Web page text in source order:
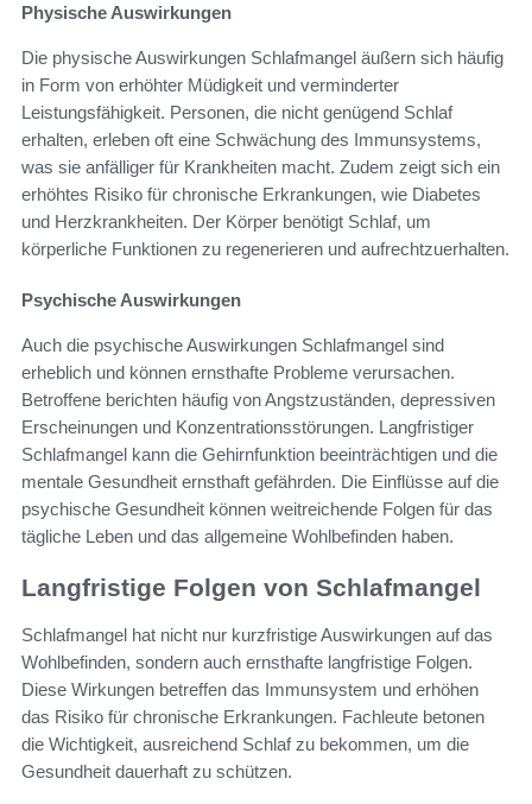
Physische Auswirkungen
Die physische Auswirkungen Schlafmangel äußern sich häufig
in Form von erhöhter Müdigkeit und verminderter
Leistungsfähigkeit. Personen, die nicht genügend Schlaf
erhalten, erleben oft eine Schwächung des Immunsystems,
was sie anfälliger für Krankheiten macht. Zudem zeigt sich ein
erhöhtes Risiko für chronische Erkrankungen, wie Diabetes
und Herzkrankheiten. Der Körper benötigt Schlaf, um
körperliche Funktionen zu regenerieren und aufrechtzuerhalten.
Psychische Auswirkungen
Auch die psychische Auswirkungen Schlafmangel sind
erheblich und können ernsthafte Probleme verursachen.
Betroffene berichten häufig von Angstzuständen, depressiven
Erscheinungen und Konzentrationsstörungen. Langfristiger
Schlafmangel kann die Gehirnfunktion beeinträchtigen und die
mentale Gesundheit ernsthaft gefährden. Die Einflüsse auf die
psychische Gesundheit können weitreichende Folgen für das
tägliche Leben und das allgemeine Wohlbefinden haben.
Langfristige Folgen von Schlafmangel
Schlafmangel hat nicht nur kurzfristige Auswirkungen auf das
Wohlbefinden, sondern auch ernsthafte langfristige Folgen.
Diese Wirkungen betreffen das Immunsystem und erhöhen
das Risiko für chronische Erkrankungen. Fachleute betonen
die Wichtigkeit, ausreichend Schlaf zu bekommen, um die
Gesundheit dauerhaft zu schützen.